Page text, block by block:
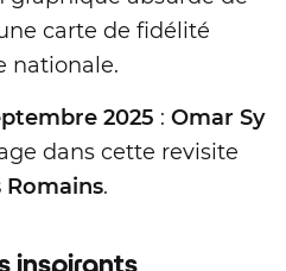
carte de fidélité
nationale.
2025 : Omar Sy
dans cette revisite
Romains.
inspirants